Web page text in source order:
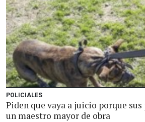
POLICIALES
Piden que vaya a juicio porque
un maestro mayor de obra